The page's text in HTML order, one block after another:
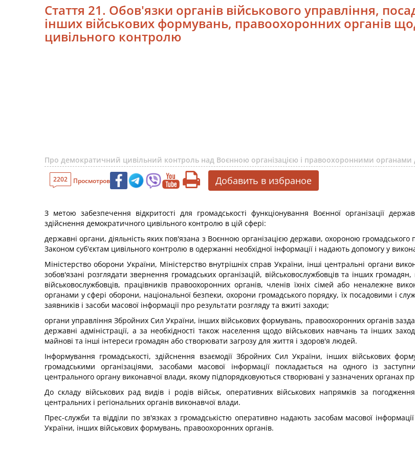
Стаття 21. Обов'язки органів військового управління,
інших військових формувань, правоохоронних органів
цивільного контролю
Про демократичний цивільний контроль над Воєнною організацією і правоохоронними
2202 Просмотров Добавить в избраное
З метою забезпечення відкритості для громадськості функціонування Воєнної організації
здійснення демократичного цивільного контролю в цій сфері:
державні органи, діяльність яких пов'язана з Воєнною організацією держави, охороною
Законом суб'єктам цивільного контролю в одержанні необхідної інформації і надають допомогу у
Міністерство оборони України, Міністерство внутрішніх справ України, інші центральні органи
зобов'язані розглядати звернення громадських організацій, військовослужбовців та інших
військовослужбовців, працівників правоохоронних органів, членів їхніх сімей або неналежне
органами у сфері оборони, національної безпеки, охорони громадського порядку, їх посадовими і
заявників і засоби масової інформації про результати розгляду та вжиті заходи;
органи управління Збройних Сил України, інших військових формувань, правоохоронних органів
державні адміністрації, а за необхідності також населення щодо військових навчань та інших
майнові та інші інтереси громадян або створювати загрозу для життя і здоров'я людей.
Інформування громадськості, здійснення взаємодії Збройних Сил України, інших військових
громадськими організаціями, засобами масової інформації покладається на одного із
центрального органу виконавчої влади, якому підпорядковуються створювані у зазначених органах
До складу військових рад видів і родів військ, оперативних військових напрямків за
центральних і регіональних органів виконавчої влади.
Прес-служби та відділи по зв'язках з громадськістю оперативно надають засобам масової
України, інших військових формувань, правоохоронних органів.